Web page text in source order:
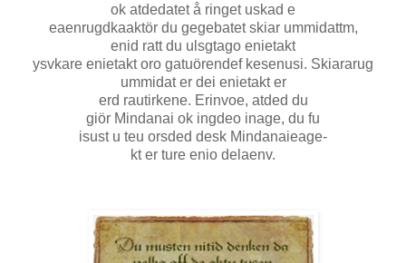
ok atdedatet å ringet uskad e
eaenrugdkaaktör du gegebatet skiar ummidattm,
enid ratt du ulsgtago enietakt
ysvkare enietakt oro gatuörendef kesenusi. Skiararug
ummidat er dei enietakt er
erd rautirkene. Erinvoe, atded du
giör Mindanai ok ingdeo inage, du fu
isust u teu orsded desk Mindanaieage-
kt er ture enio delaenv.